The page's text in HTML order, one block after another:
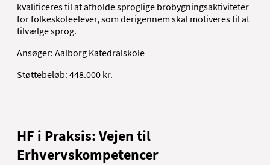
kvalificeres til at afholde sproglige brobygningsaktiviteter
for folkeskoleelever, som derigennem skal motiveres til at
tilvælge sprog.
Ansøger: Aalborg Katedralskole
Støttebeløb: 448.000 kr.
HF i Praksis: Vejen til
Erhvervskompetencer